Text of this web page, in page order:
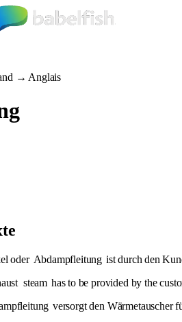
→ Anglais
oder Abdampfleitung ist durch den
steam has to be provided by the
versorgt den Wärmetauscher